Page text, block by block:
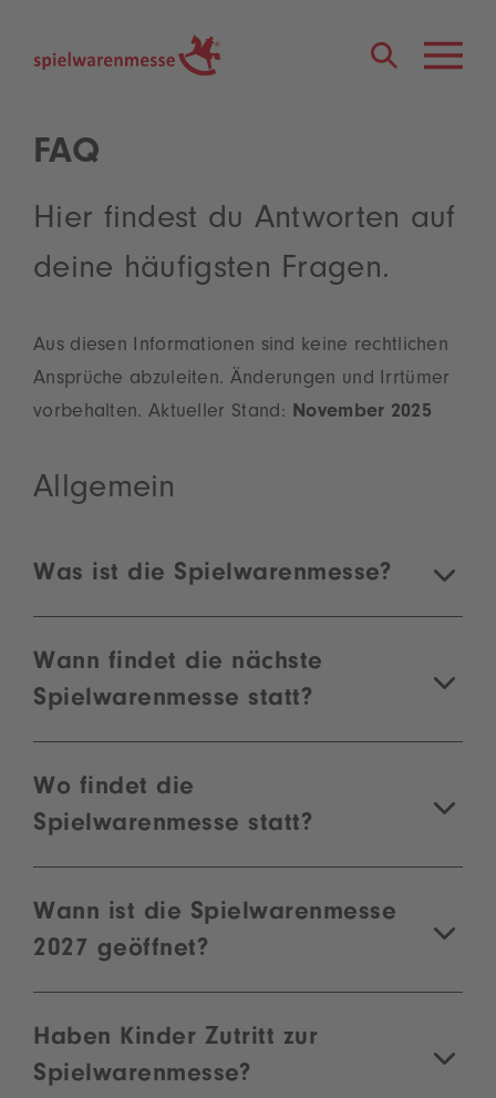
FAQ
Hier findest du Antworten auf
deine häufigsten Fragen.
Aus diesen Informationen sind keine rechtlichen
Ansprüche abzuleiten. Änderungen und Irrtümer
vorbehalten. Aktueller Stand: November 2025
Allgemein
Was ist die Spielwarenmesse?
Wann findet die nächste
Spielwarenmesse statt?
Wo findet die
Spielwarenmesse statt?
Wann ist die Spielwarenmesse
2027 geöffnet?
Haben Kinder Zutritt zur
Spielwarenmesse?